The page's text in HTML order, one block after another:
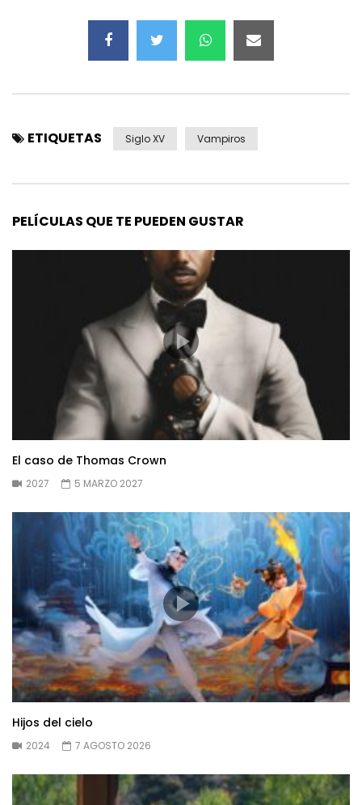
ETIQUETAS Siglo XV Vampiros
PELÍCULAS QUE TE PUEDEN GUSTAR
El caso de Thomas Crown
2027 5 MARZO 2027
Hijos del cielo
2024 7 AGOSTO 2026